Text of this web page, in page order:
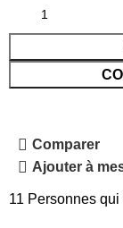
Comparer
Ajouter à
11 Personnes